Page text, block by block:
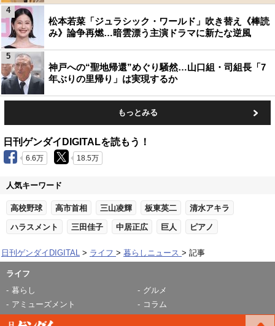
松本若菜「ジュラシック・ワールド」吹き替え《棒読
み》論争再燃…暗雲漂う主演ドラマに新たな逆風
4
神戸への“聖地帰還”めぐり騒然…山口組・司組長「7
年ぶりの里帰り」は実現するか
5
もっとみる
日刊ゲンダイDIGITALを読もう！
6.6万 18.5万
人気キーワード
高校野球 高市首相 三山凌輝 板東英二 清水アキラ
ハラスメント 三田佳子 中居正広 巨人 ピアノ
日刊ゲンダイDIGITAL ライフ 暮らしニュース 記事
ライフ
暮らし
グルメ
アミューズメント
コラム